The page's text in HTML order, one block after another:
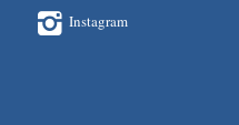
Instagram